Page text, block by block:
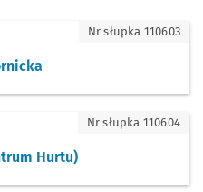
Obornicka
Nr słupka 110603
(Centrum Hurtu)
Hurtu)
Nr słupka 110604